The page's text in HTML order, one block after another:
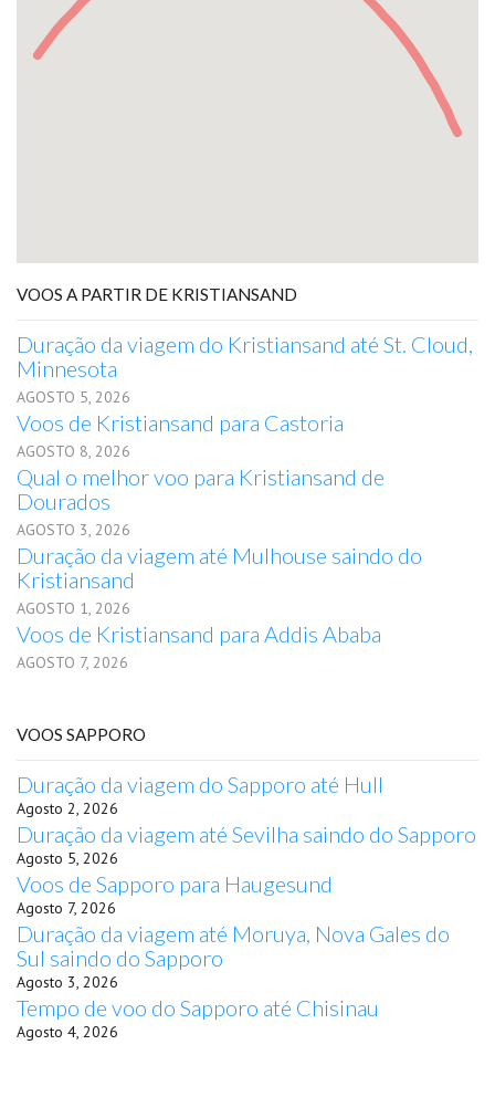
VOOS A PARTIR DE KRISTIANSAND
Duração da viagem do Kristiansand até St. Cloud,
Minnesota
AGOSTO 5, 2026
Voos de Kristiansand para Castoria
AGOSTO 8, 2026
Qual o melhor voo para Kristiansand de
Dourados
AGOSTO 3, 2026
Duração da viagem até Mulhouse saindo do
Kristiansand
AGOSTO 1, 2026
Voos de Kristiansand para Addis Ababa
AGOSTO 7, 2026
VOOS SAPPORO
Duração da viagem do Sapporo até Hull
Agosto 2, 2026
Duração da viagem até Sevilha saindo do Sapporo
Agosto 5, 2026
Voos de Sapporo para Haugesund
Agosto 7, 2026
Duração da viagem até Moruya, Nova Gales do
Sul saindo do Sapporo
Agosto 3, 2026
Tempo de voo do Sapporo até Chisinau
Agosto 4, 2026